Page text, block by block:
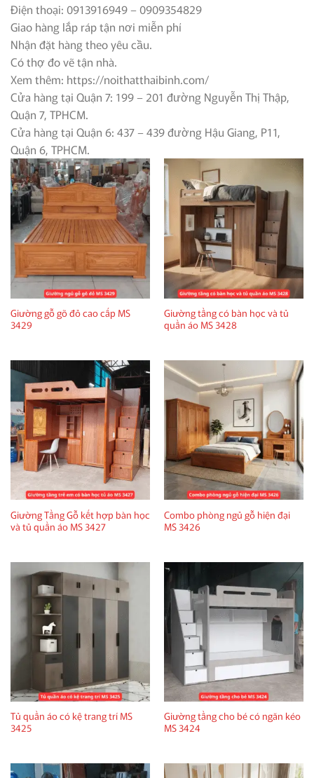
Điện thoại: 0913916949 – 0909354829
Giao hàng lắp ráp tận nơi miễn phí
Nhận đặt hàng theo yêu cầu.
Có thợ đo vẽ tận nhà.
Xem thêm: https://noithatthaibinh.com/
Cửa hàng tại Quận 7: 199 – 201 đường Nguyễn Thị Thập,
Quận 7, TPHCM.
Cửa hàng tại Quận 6: 437 – 439 đường Hậu Giang, P11,
Quận 6, TPHCM.
Giường gỗ gõ đỏ cao cấp MS
3429
Giường tầng có bàn học và tủ
quần áo MS 3428
Giường Tầng Gỗ kết hợp bàn học
và tủ quần áo MS 3427
Combo phòng ngủ gỗ hiện đại
MS 3426
Tủ quần áo có kệ trang trí MS
3425
Giường tầng cho bé có ngăn kéo
MS 3424